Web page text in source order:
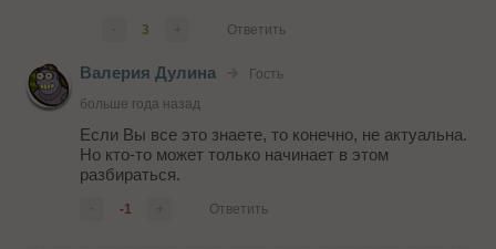
3 Ответить
Валерия Дулина
Гость
больше года назад
Если Вы все это знаете, то конечно, не актуальна.
Но кто-то может только начинает в этом
разбираться.
-1 Ответить